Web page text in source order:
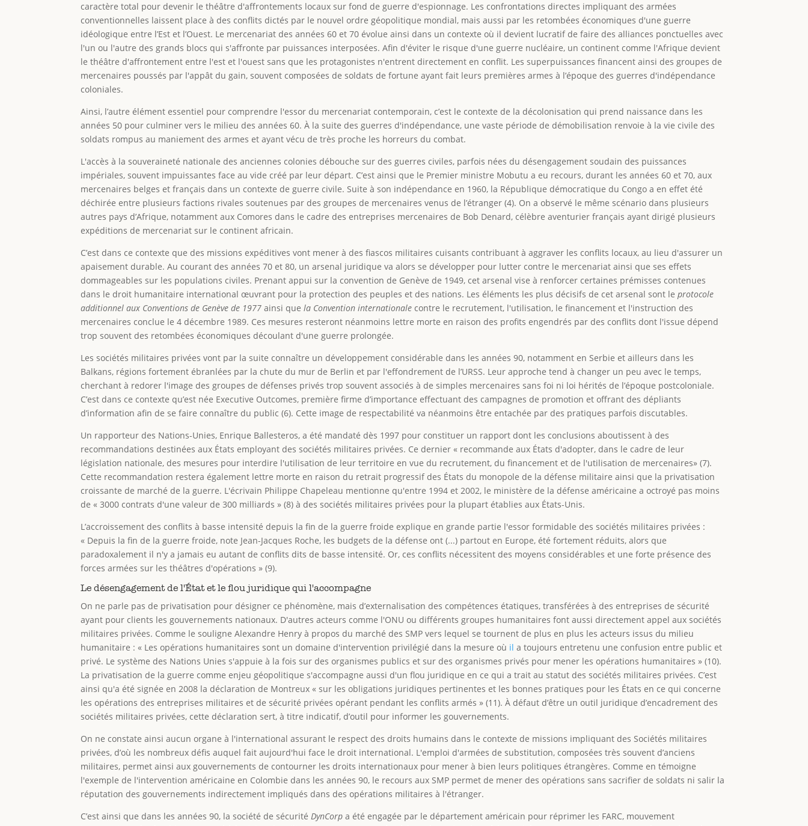
caractère total pour devenir le théâtre d'affrontements locaux sur fond de guerre d'espionnage. Les confrontations directes impliquant des armées
conventionnelles laissent place à des conflits dictés par le nouvel ordre géopolitique mondial, mais aussi par les retombées économiques d'une guerre
idéologique entre l’Est et l’Ouest. Le mercenariat des années 60 et 70 évolue ainsi dans un contexte où il devient lucratif de faire des alliances ponctuelles avec
l'un ou l'autre des grands blocs qui s'affronte par puissances interposées. Afin d'éviter le risque d'une guerre nucléaire, un continent comme l'Afrique devient
le théâtre d'affrontement entre l'est et l'ouest sans que les protagonistes n'entrent directement en conflit. Les superpuissances financent ainsi des groupes de
mercenaires poussés par l'appât du gain, souvent composées de soldats de fortune ayant fait leurs premières armes à l’époque des guerres d'indépendance
coloniales.
Ainsi, l’autre élément essentiel pour comprendre l'essor du mercenariat contemporain, c’est le contexte de la décolonisation qui prend naissance dans les
années 50 pour culminer vers le milieu des années 60. À la suite des guerres d'indépendance, une vaste période de démobilisation renvoie à la vie civile des
soldats rompus au maniement des armes et ayant vécu de très proche les horreurs du combat.
L'accès à la souveraineté nationale des anciennes colonies débouche sur des guerres civiles, parfois nées du désengagement soudain des puissances
impériales, souvent impuissantes face au vide créé par leur départ. C’est ainsi que le Premier ministre Mobutu a eu recours, durant les années 60 et 70, aux
mercenaires belges et français dans un contexte de guerre civile. Suite à son indépendance en 1960, la République démocratique du Congo a en effet été
déchirée entre plusieurs factions rivales soutenues par des groupes de mercenaires venus de l’étranger (4). On a observé le même scénario dans plusieurs
autres pays d’Afrique, notamment aux Comores dans le cadre des entreprises mercenaires de Bob Denard, célèbre aventurier français ayant dirigé plusieurs
expéditions de mercenariat sur le continent africain.
C’est dans ce contexte que des missions expéditives vont mener à des fiascos militaires cuisants contribuant à aggraver les conflits locaux, au lieu d'assurer un
apaisement durable. Au courant des années 70 et 80, un arsenal juridique va alors se développer pour lutter contre le mercenariat ainsi que ses effets
dommageables sur les populations civiles. Prenant appui sur la convention de Genève de 1949, cet arsenal vise à renforcer certaines prémisses contenues
dans le droit humanitaire international œuvrant pour la protection des peuples et des nations. Les éléments les plus décisifs de cet arsenal sont leprotocole
additionnel aux Conventions de Genève de 1977 ainsi quela Convention internationale contre le recrutement, l'utilisation, le financement et l'instruction des
mercenaires conclue le 4 décembre 1989. Ces mesures resteront néanmoins lettre morte en raison des profits engendrés par des conflits dont l'issue dépend
trop souvent des retombées économiques découlant d'une guerre prolongée.
Les sociétés militaires privées vont par la suite connaître un développement considérable dans les années 90, notamment en Serbie et ailleurs dans les
Balkans, régions fortement ébranlées par la chute du mur de Berlin et par l'effondrement de l’URSS. Leur approche tend à changer un peu avec le temps,
cherchant à redorer l'image des groupes de défenses privés trop souvent associés à de simples mercenaires sans foi ni loi hérités de l’époque postcoloniale.
C’est dans ce contexte qu’est née Executive Outcomes, première firme d’importance effectuant des campagnes de promotion et offrant des dépliants
d’information afin de se faire connaître du public (6). Cette image de respectabilité va néanmoins être entachée par des pratiques parfois discutables.
Un rapporteur des Nations-Unies, Enrique Ballesteros, a été mandaté dès 1997 pour constituer un rapport dont les conclusions aboutissent à des
recommandations destinées aux États employant des sociétés militaires privées. Ce dernier « recommande aux États d'adopter, dans le cadre de leur
législation nationale, des mesures pour interdire l'utilisation de leur territoire en vue du recrutement, du financement et de l'utilisation de mercenaires» (7).
Cette recommandation restera également lettre morte en raison du retrait progressif des États du monopole de la défense militaire ainsi que la privatisation
croissante de marché de la guerre. L'écrivain Philippe Chapeleau mentionne qu'entre 1994 et 2002, le ministère de la défense américaine a octroyé pas moins
de « 3000 contrats d'une valeur de 300 milliards » (8) à des sociétés militaires privées pour la plupart établies aux États-Unis.
L’accroissement des conflits à basse intensité depuis la fin de la guerre froide explique en grande partie l'essor formidable des sociétés militaires privées :
« Depuis la fin de la guerre froide, note Jean-Jacques Roche, les budgets de la défense ont (...) partout en Europe, été fortement réduits, alors que
paradoxalement il n'y a jamais eu autant de conflits dits de basse intensité. Or, ces conflits nécessitent des moyens considérables et une forte présence des
forces armées sur les théâtres d'opérations » (9).
Le désengagement de l'État et le flou juridique qui l'accompagne
On ne parle pas de privatisation pour désigner ce phénomène, mais d’externalisation des compétences étatiques, transférées à des entreprises de sécurité
ayant pour clients les gouvernements nationaux. D'autres acteurs comme l'ONU ou différents groupes humanitaires font aussi directement appel aux sociétés
militaires privées. Comme le souligne Alexandre Henry à propos du marché des SMP vers lequel se tournent de plus en plus les acteurs issus du milieu
humanitaire : « Les opérations humanitaires sont un domaine d'intervention privilégié dans la mesure où il a toujours entretenu une confusion entre public et
privé. Le système des Nations Unies s'appuie à la fois sur des organismes publics et sur des organismes privés pour mener les opérations humanitaires » (10).
La privatisation de la guerre comme enjeu géopolitique s'accompagne aussi d'un flou juridique en ce qui a trait au statut des sociétés militaires privées. C’est
ainsi qu'a été signée en 2008 la déclaration de Montreux « sur les obligations juridiques pertinentes et les bonnes pratiques pour les États en ce qui concerne
les opérations des entreprises militaires et de sécurité privées opérant pendant les conflits armés » (11). À défaut d’être un outil juridique d’encadrement des
sociétés militaires privées, cette déclaration sert, à titre indicatif, d’outil pour informer les gouvernements.
On ne constate ainsi aucun organe à l'international assurant le respect des droits humains dans le contexte de missions impliquant des Sociétés militaires
privées, d’où les nombreux défis auquel fait aujourd'hui face le droit international. L'emploi d'armées de substitution, composées très souvent d’anciens
militaires, permet ainsi aux gouvernements de contourner les droits internationaux pour mener à bien leurs politiques étrangères. Comme en témoigne
l'exemple de l'intervention américaine en Colombie dans les années 90, le recours aux SMP permet de mener des opérations sans sacrifier de soldats ni salir la
réputation des gouvernements indirectement impliqués dans des opérations militaires à l'étranger.
C’est ainsi que dans les années 90, la société de sécuritéDynCorp a été engagée par le département américain pour réprimer les FARC, mouvement